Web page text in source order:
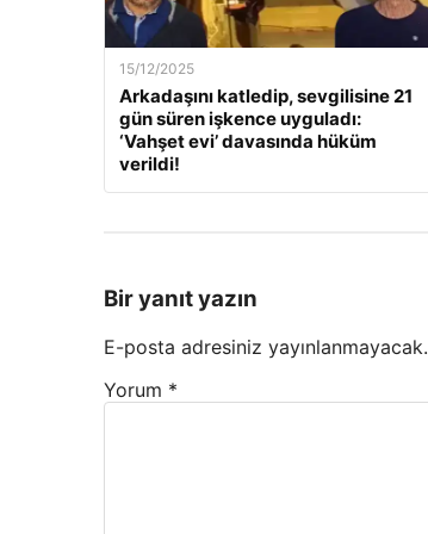
15/12/2025
Arkadaşını katledip, sevgilisine 21
gün süren işkence uyguladı:
‘Vahşet evi’ davasında hüküm
verildi!
Bir yanıt yazın
E-posta adresiniz yayınlanmayacak.
Yorum *